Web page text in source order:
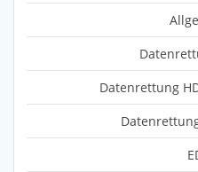
Datenrettung